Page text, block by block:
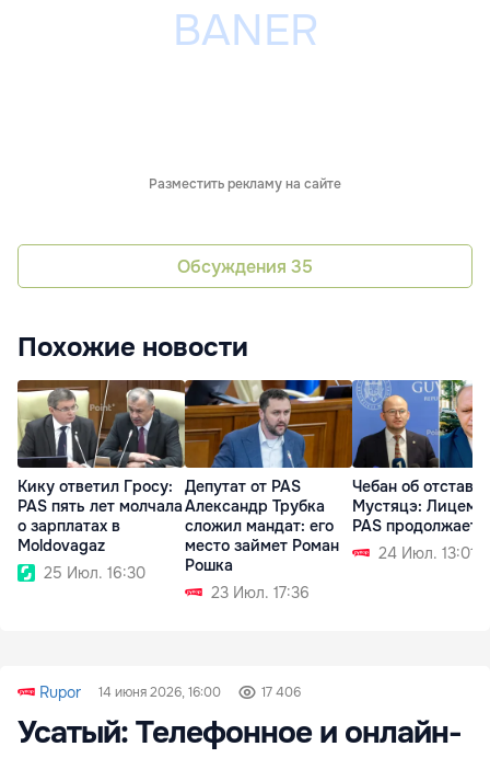
Разместить рекламу на сайте
Обсуждения 35
Похожие новости
Кику ответил Гросу:
PAS пять лет молчала
о зарплатах в
Moldovagaz
25 Июл. 16:30
Депутат от PAS
Александр Трубка
сложил мандат: его
место займет Роман
Рошка
23 Июл. 17:36
Чебан об отставке
Мустяцэ:
PAS
24 Июл. 13:01
Rupor 14 июня 2026, 16:00 17 406
Усатый: Телефонное и онлайн-